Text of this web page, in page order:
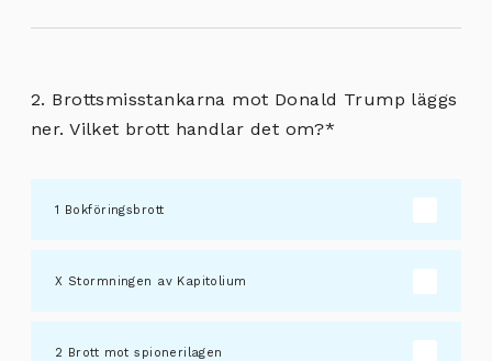
2. Brottsmisstankarna mot Donald Trump läggs
ner. Vilket brott handlar det om?*
Bokföringsbrott
Stormningen av Kapitolium
Brott mot spionerilagen